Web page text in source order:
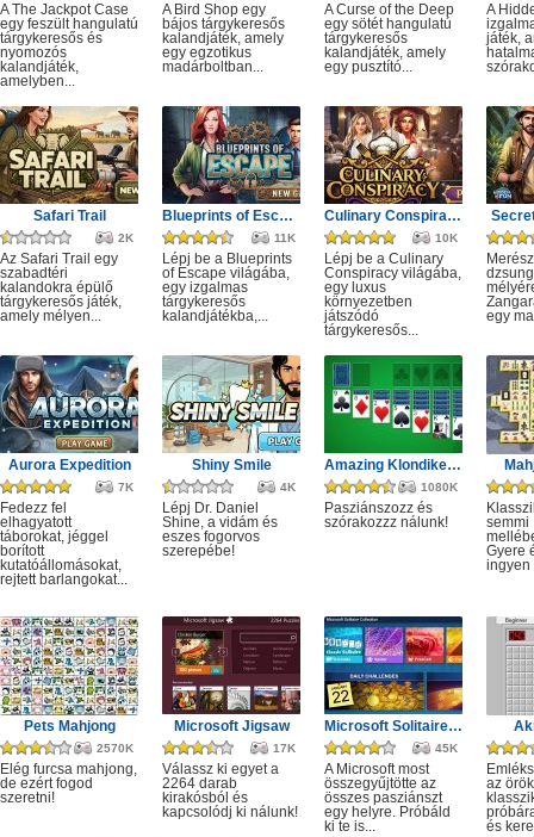
A The Jackpot Case
egy feszült hangulatú
tárgykeresős és
nyomozós
kalandjáték,
amelyben...
A Bird Shop egy
bájos tárgykeresős
kalandjáték, amely
egy egzotikus
madárboltban...
A Curse of the Deep
egy sötét hangulatú
tárgykeresős
kalandjáték, amely
egy pusztító...
A
játék,
Safari Trail
2K
Az Safari Trail egy
szabadtéri
kalandokra épülő
tárgykeresős játék,
amely mélyen...
Blueprints of Escape
11K
Lépj be a Blueprints
of Escape világába,
egy izgalmas
tárgykeresős
kalandjátékba,...
Culinary Conspiracy
10K
Lépj be a Culinary
Conspiracy világába,
egy luxus
környezetben
játszódó
tárgykeresős...
egy
Aurora Expedition
7K
Fedezz fel
elhagyatott
táborokat, jéggel
borított
kutatóállomásokat,
rejtett barlangokat...
Shiny Smile
4K
Lépj Dr. Daniel
Shine, a vidám és
eszes fogorvos
szerepébe!
Amazing Klondike Solitaire
1080K
Pasziánszozz és
szórakozzz nálunk!
semmi
Gyere
ingyen
Pets Mahjong
2570K
Elég furcsa mahjong,
de ezért fogod
szeretni!
Microsoft Jigsaw
17K
Válassz ki egyet a
2264 darab
kirakósból és
kapcsolódj ki nálunk!
Microsoft Solitaire Collection
45K
A Microsoft most
összegyűjtötte az
összes pasziánszt
egy helyre. Próbáld
ki te is...
az örök
és